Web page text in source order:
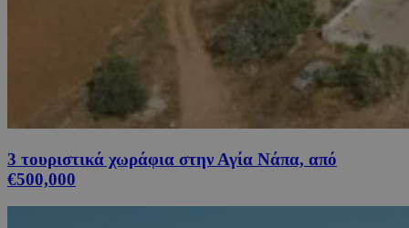
3 τουριστικά χωράφια στην Αγία Νάπα, από
€500,000